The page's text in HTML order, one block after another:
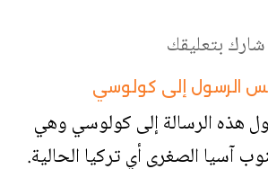
شارك بتعليقك
الرسول إلى كولوسي
هذه الرسالة إلى كولوسي وهي
آسيا الصغرى أي تركيا الحالية.